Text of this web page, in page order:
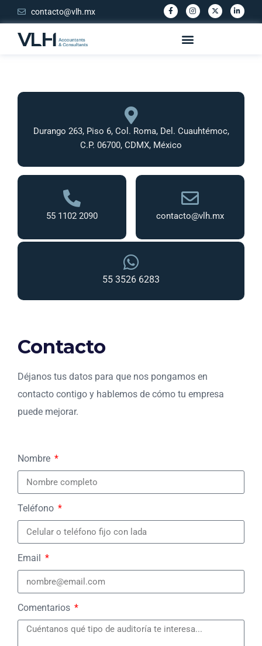
contacto@vlh.mx
Durango 263, Piso 6, Col. Roma, Del. Cuauhtémoc,
C.P. 06700, CDMX, México
55 1102 2090 contacto@vlh.mx
55 3526 6283
Contacto
Déjanos tus datos para que nos pongamos en
contacto contigo y hablemos de cómo tu empresa
puede mejorar.
Nombre
Teléfono
Email
Comentarios